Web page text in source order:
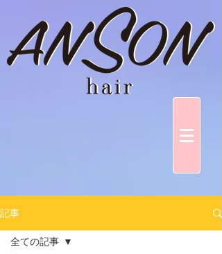
記事
全ての記事